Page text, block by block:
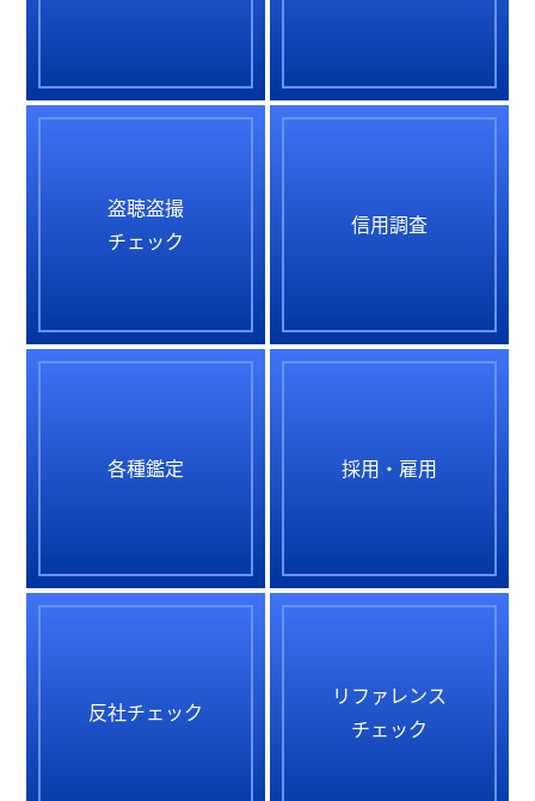
盗聴盗撮
チェック
信用調査
各種鑑定 採用・雇用
反社チェック
リファレンス
チェック